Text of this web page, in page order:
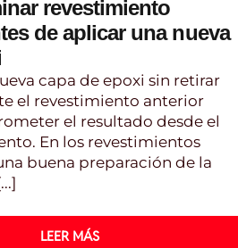
revestimiento
de aplicar una nueva
capa de epoxi sin retirar
el revestimiento anterior
el resultado desde el
En los revestimientos
buena preparación de la
LEER MÁS